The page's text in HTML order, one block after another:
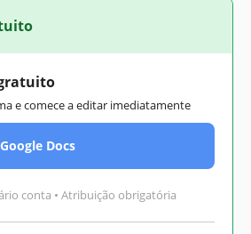
e comece a editar imediatamente
Docs
conta • Atribuição obrigatória